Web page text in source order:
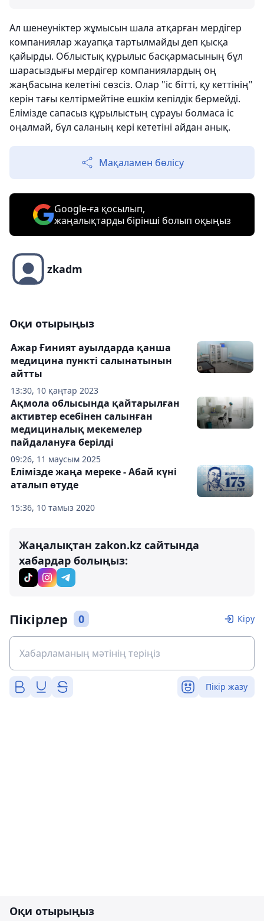
Ал шенеуніктер жұмысын шала атқарған мердігер
компаниялар жауапқа тартылмайды деп қысқа
қайырды. Облыстық құрылыс басқармасының бұл
шарасыздығы мердігер компаниялардың оң
жаңбасына келетіні сөзсіз. Олар "іс бітті, қу кеттінің"
керін тағы келтірмейтіне ешкім кепілдік бермейді.
Елімізде сапасыз құрылыстың сұрауы болмаса іс
оңалмай, бұл саланың кері кететіні айдан анық.
Мақаламен бөлісу
Google-ға қосылып,
жаңалықтарды бірінші болып оқыңыз
zkadm
Оқи отырыңыз
13:30, 10 қаңтар 2023
Ажар Ғиният ауылдарда қанша
медицина пункті салынатынын
айтты
09:26, 11 маусым 2025
Ақмола облысында қайтарылған
активтер есебінен салынған
медициналық мекемелер
пайдалануға берілді
15:36, 10 тамыз 2020
Елімізде жаңа мереке - Абай күні
аталып өтуде
Жаңалықтан zakon.kz сайтында
хабардар болыңыз:
Пікірлер 0 Кіру
Пікір жазу
Оқи отырыңыз